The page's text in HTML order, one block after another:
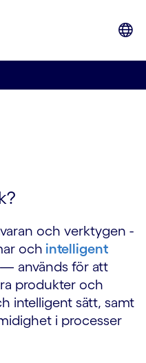
och verktygen -
och intelligent
— används för att
produkter och
intelligent sätt, samt
i processer